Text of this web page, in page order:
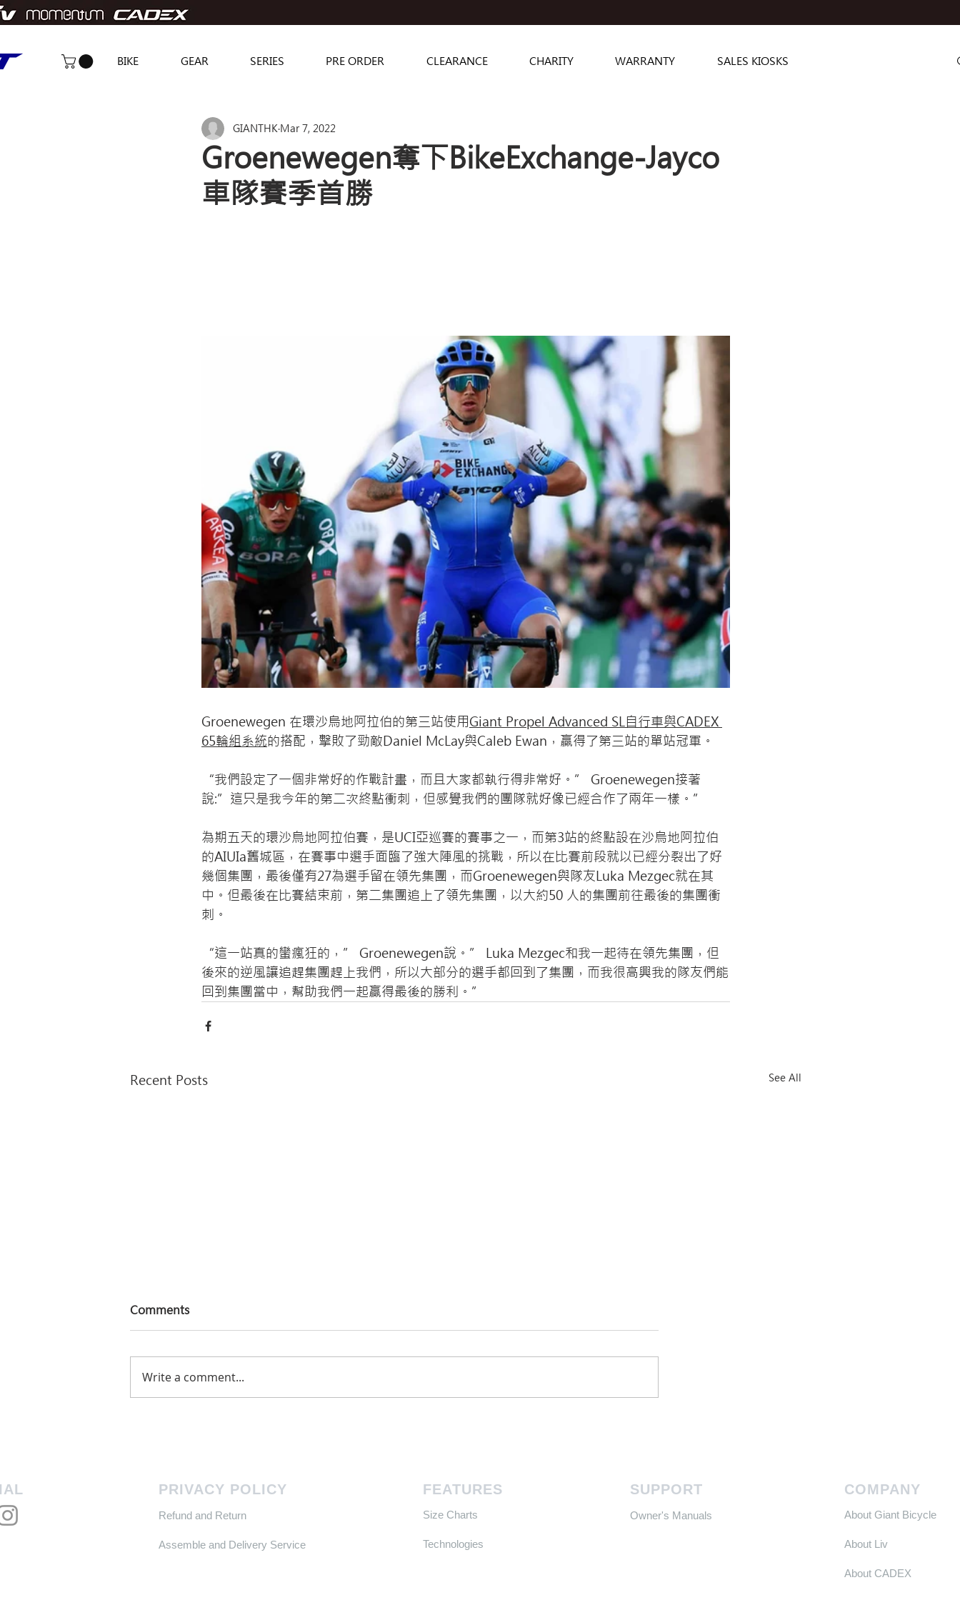
BIKE GEAR SERIES PRE ORDER CLEARANCE CHARITY WARRANTY SALES KIOSKS
Groenewegen奪下BikeExchange-Jayco
車隊賽季首勝
GIANTHK Mar 7, 2022
Groenewegen 在環沙烏地阿拉伯的第三站使用Giant Propel Advanced SL自行車與CADEX
65輪組系統的搭配，擊敗了勁敵Daniel McLay與Caleb Ewan，贏得了第三站的單站冠軍。
“我們設定了一個非常好的作戰計畫，而且大家都執行得非常好。” Groenewegen接著
說:”這只是我今年的第二次終點衝刺，但感覺我們的團隊就好像已經合作了兩年一樣。”
為期五天的環沙烏地阿拉伯賽，是UCI亞巡賽的賽事之一，而第3站的終點設在沙烏地阿拉伯
的AIUIa舊城區，在賽事中選手面臨了強大陣風的挑戰，所以在比賽前段就以已經分裂出了好
幾個集團，最後僅有27為選手留在領先集團，而Groenewegen與隊友Luka Mezgec就在其
中。但最後在比賽結束前，第二集團追上了領先集團，以大約50 人的集團前往最後的集團衝
刺。
“這一站真的蠻瘋狂的，” Groenewegen說。” Luka Mezgec和我一起待在領先集團，但
後來的逆風讓追趕集團趕上我們，所以大部分的選手都回到了集團，而我很高興我的隊友們能
回到集團當中，幫助我們一起贏得最後的勝利。”
Recent Posts See All
Comments
Write a comment...
PRIVACY POLICY
Refund and Return
Assemble and Delivery Service
FEATURES
Size Charts
Technologies
SUPPORT
​Owner's Manuals
COMPANY
About Giant Bicycle
About Liv
About CADEX